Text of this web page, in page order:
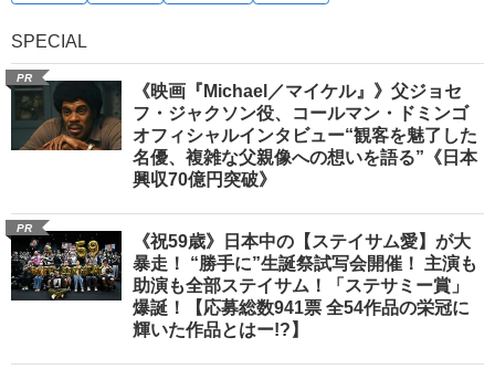
SPECIAL
PR
《映画『Michael／マイケル』》父ジョセ
フ・ジャクソン役、コールマン・ドミンゴ
オフィシャルインタビュー“観客を魅了した
名優、複雑な父親像への想いを語る”《日本
興収70億円突破》
PR
《祝59歳》日本中の【ステイサム愛】が大
暴走！ “勝手に”生誕祭試写会開催！ 主演も
助演も全部ステイサム！「ステサミー賞」
爆誕！【応募総数941票 全54作品の栄冠に
輝いた作品とはー!?】